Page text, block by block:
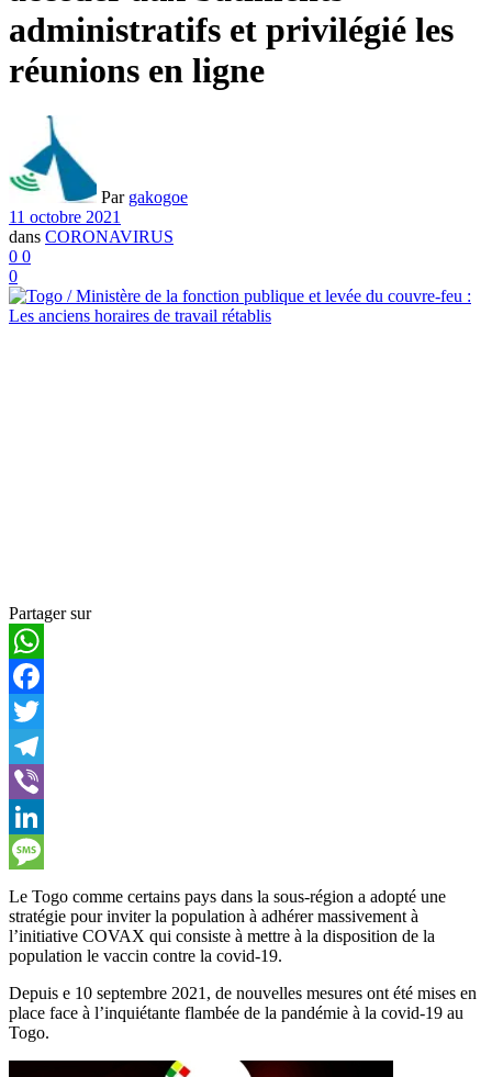
administratifs et privilégié les
réunions en ligne
Par gakogoe
11 octobre 2021
dans CORONAVIRUS
0 0
0
Partager sur
WhatsApp
Facebook
Twitter
Telegram
Viber
LinkedIn
Message
Le Togo comme certains pays dans la sous-région a adopté une
stratégie pour inviter la population à adhérer massivement à
l’initiative COVAX qui consiste à mettre à la disposition de la
population le vaccin contre la covid-19.
Depuis e 10 septembre 2021, de nouvelles mesures ont été mises en
place face à l’inquiétante flambée de la pandémie à la covid-19 au
Togo.